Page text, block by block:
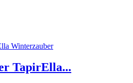
TapirElla...